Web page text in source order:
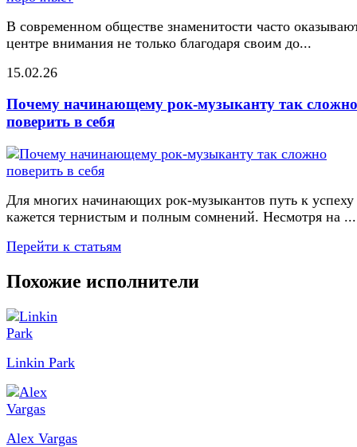
В современном обществе знаменитости часто
центре внимания не только благодаря своим до...
15.02.26
Почему начинающему рок-музыканту так сложно
поверить в себя
Для многих начинающих рок-музыкантов путь к успеху
кажется тернистым и полным сомнений. Несмотря на ...
Перейти к статьям
Похожие исполнители
Linkin Park
Alex Vargas